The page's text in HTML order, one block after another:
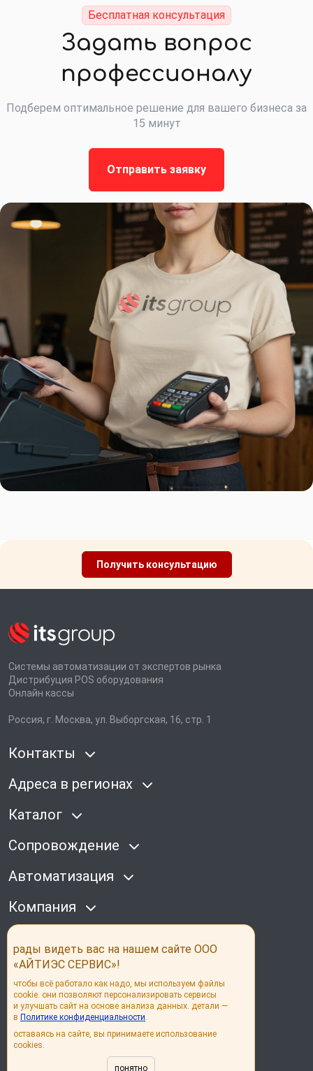
Бесплатная консультация
Задать вопрос
профессионалу
Подберем оптимальное решение для вашего бизнеса за
15 минут
Отправить заявку
Получить консультацию
Системы автоматизации от экспертов рынка
Дистрибуция POS оборудования
Онлайн кассы
Россия, г. Москва, ул. Выборгская, 16, стр. 1
Контакты
Адреса в регионах
Каталог
Сопровождение
Автоматизация
Компания
Наши соц сети
© its group 2026
Политика конфиденциальности
Согласие на обработку персональных данных
рады видеть вас на нашем сайте ООО
«АЙТИЭС СЕРВИС»!
чтобы всё работало как надо, мы используем файлы
cookie. они позволяют персонализировать сервисы
и улучшать сайт на основе анализа данных. детали —
в Политике конфиденциальности.
оставаясь на сайте, вы принимаете использование
cookies.
понятно